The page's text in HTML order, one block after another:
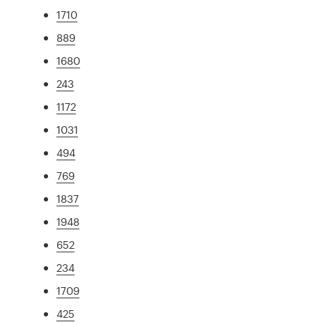
1710
889
1680
243
1172
1031
494
769
1837
1948
652
234
1709
425